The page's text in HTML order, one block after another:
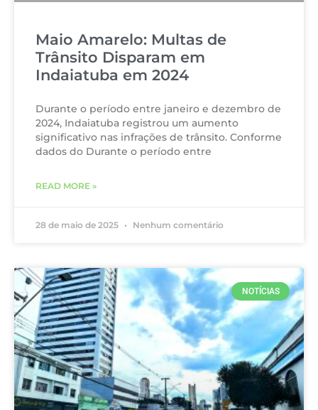
Maio Amarelo: Multas de
Trânsito Disparam em
Indaiatuba em 2024
Durante o período entre janeiro e dezembro de
2024, Indaiatuba registrou um aumento
significativo nas infrações de trânsito. Conforme
dados do Durante o período entre
READ MORE »
28 de maio de 2025 Nenhum comentário
NOTÍCIAS